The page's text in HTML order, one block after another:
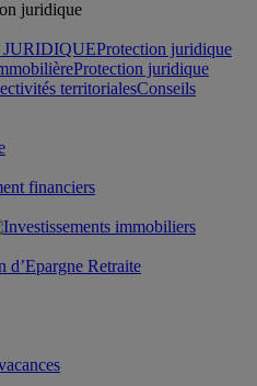
Protection juridique
Protection juridique
territorialesConseils